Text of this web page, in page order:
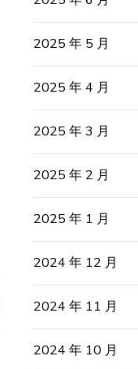
2025 年 5 月
2025 年 4 月
2025 年 3 月
2025 年 2 月
2025 年 1 月
2024 年 12 月
2024 年 11 月
2024 年 10 月